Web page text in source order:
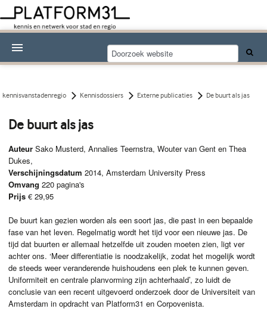
Kennisdossiers
Over Platform31
Abonneren
Contact
kennisvanstadenregio Kennisdossiers Externe publicaties De buurt als jas
De buurt als jas
AuteurSako Musterd, Annalies Teernstra, Wouter van Gent en Thea
Dukes,
Verschijningsdatum2014, Amsterdam University Press
Omvang220 pagina's
Prijs€ 29,95
De buurt kan gezien worden als een soort jas, die past in een bepaalde
fase van het leven. Regelmatig wordt het tijd voor een nieuwe jas. De
tijd dat buurten er allemaal hetzelfde uit zouden moeten zien, ligt ver
achter ons. ‘Meer differentiatie is noodzakelijk, zodat het mogelijk wordt
de steeds weer veranderende huishoudens een plek te kunnen geven.
Uniformiteit en centrale planvorming zijn achterhaald’, zo luidt de
conclusie van een recent uitgevoerd onderzoek door de Universiteit van
Amsterdam in opdracht van Platform31 en Corpovenista.